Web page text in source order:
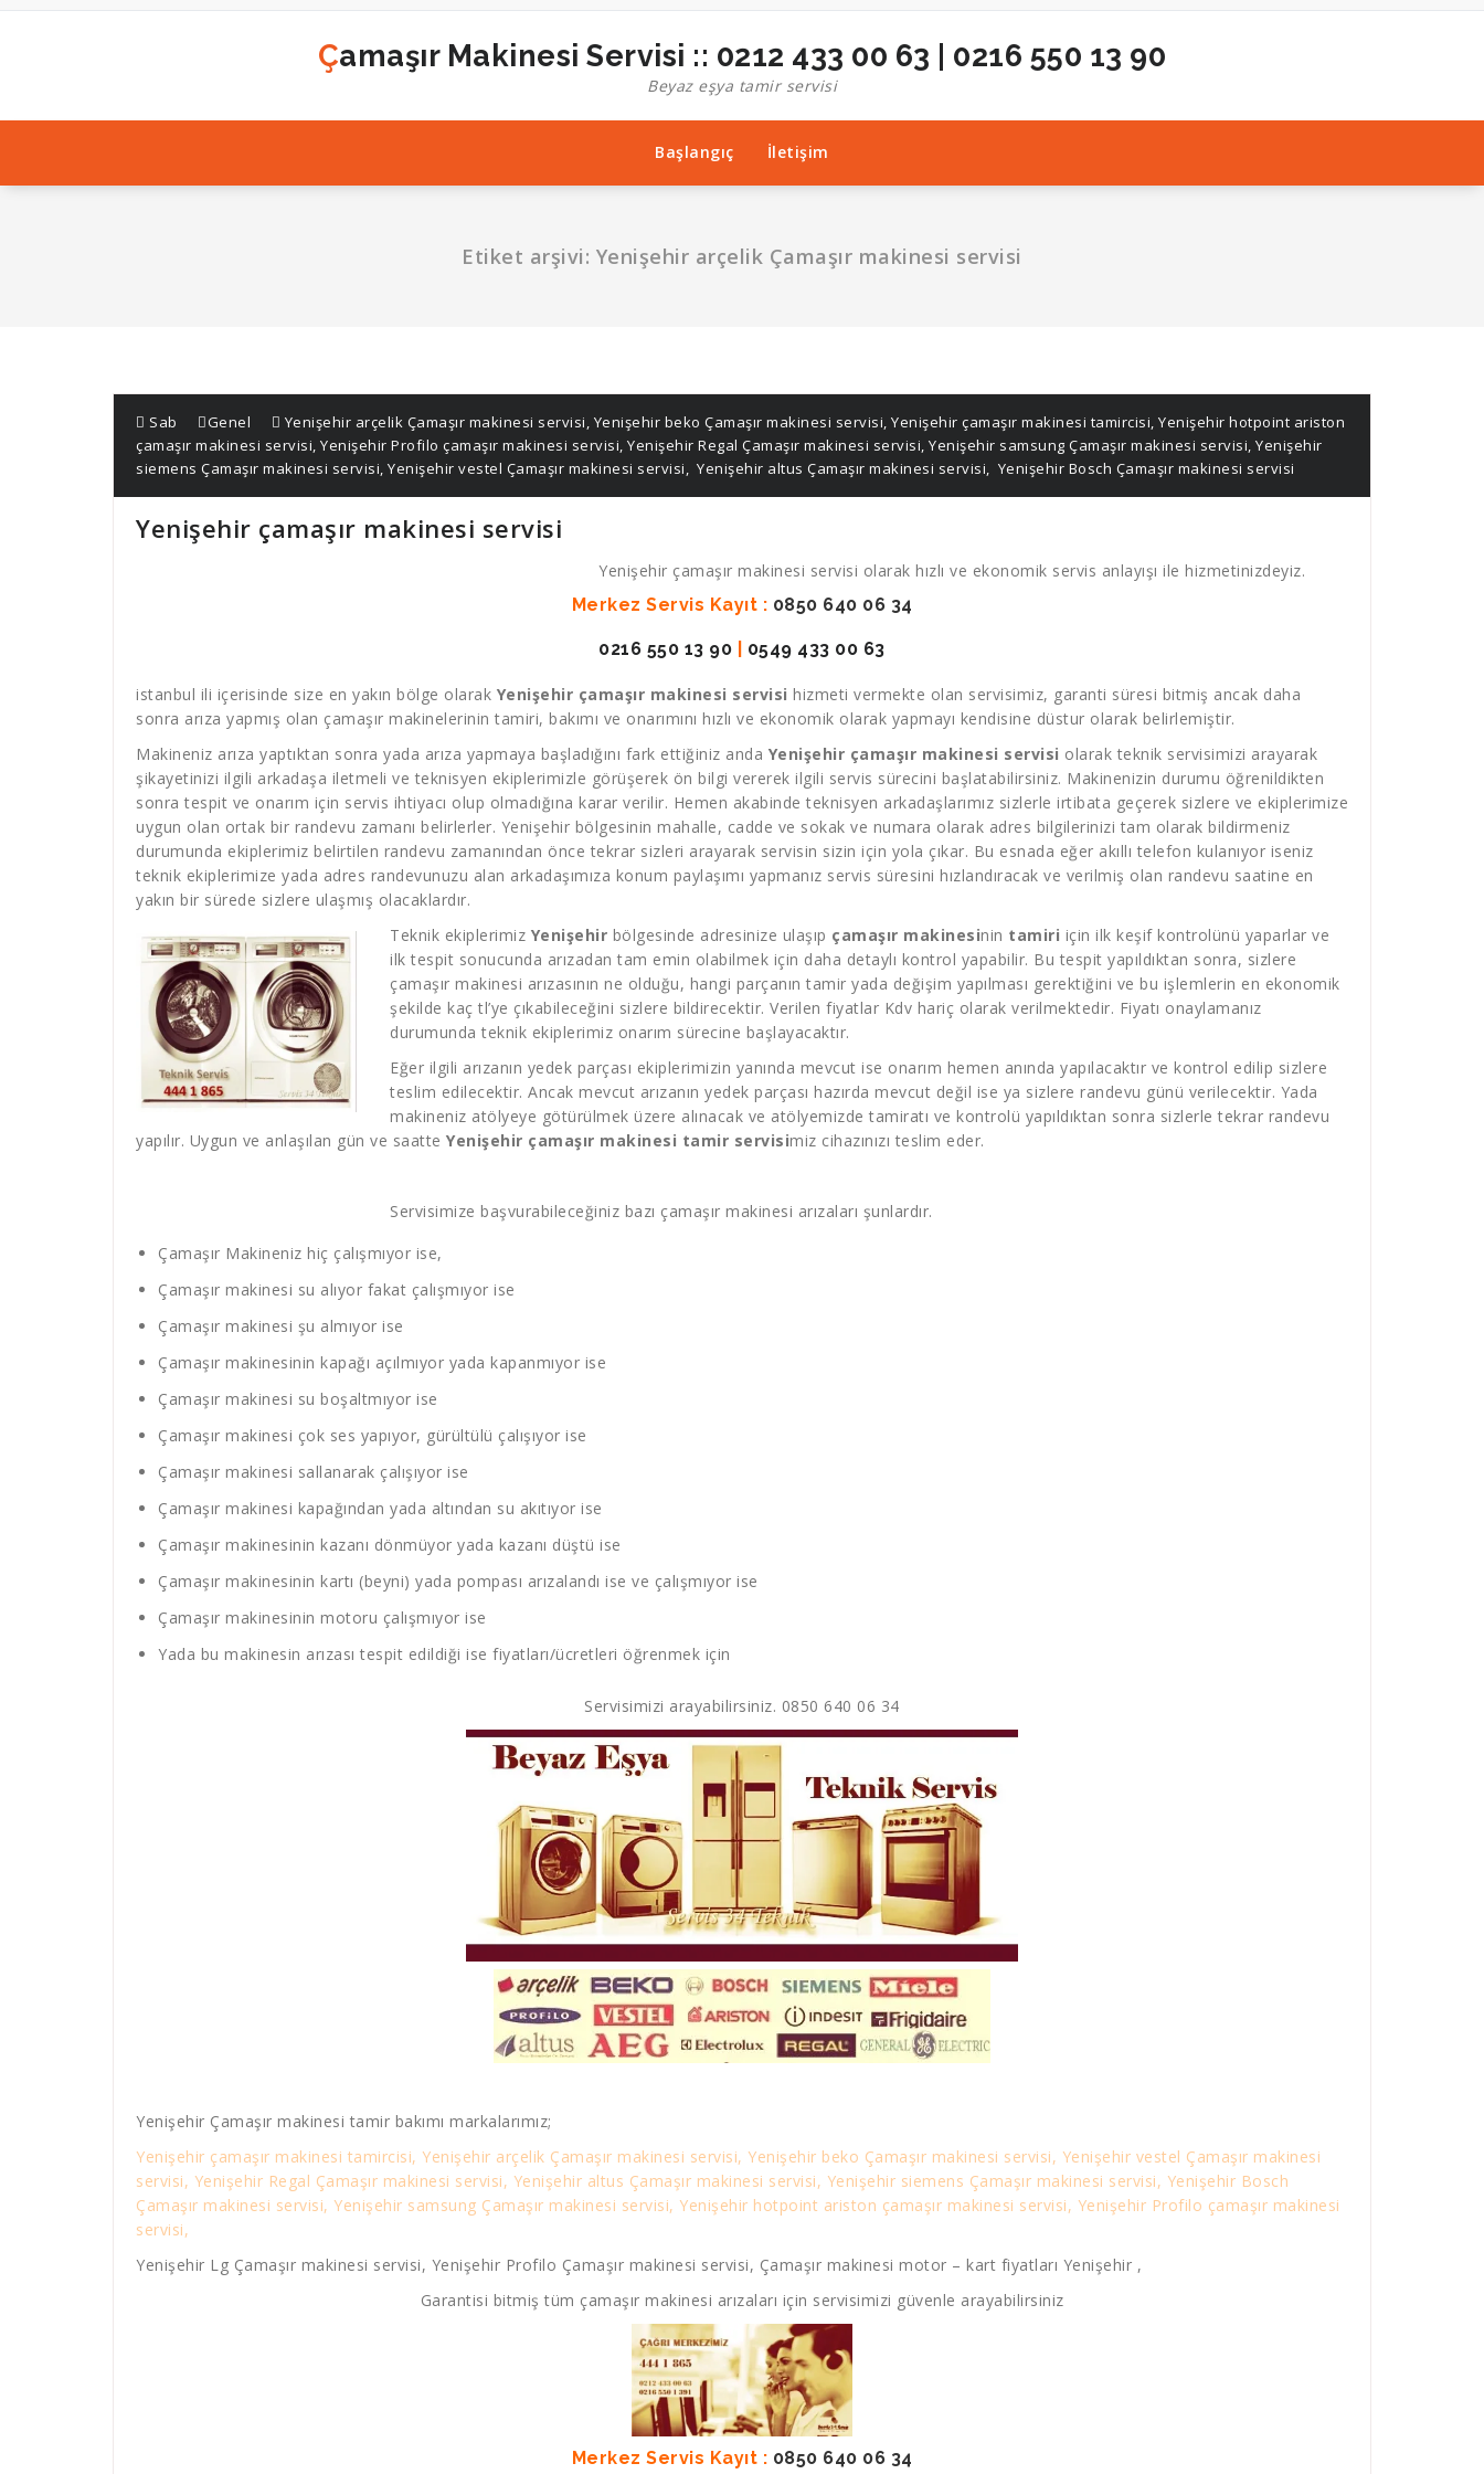
İçeriğe
Çamaşır Makinesi Servisi :: 0212 433 00 63 | 0216 550 13 90
Beyaz eşya tamir servisi
Başlangıç İletişim
Etiket arşivi: Yenişehir arçelik Çamaşır makinesi servisi
Sab Genel Yenişehir arçelik Çamaşır makinesi servisi, Yenişehir beko Çamaşır makinesi servisi, Yenişehir çamaşır makinesi tamircisi, Yenişehir hotpoint ariston
çamaşır makinesi servisi, Yenişehir Profilo çamaşır makinesi servisi, Yenişehir Regal Çamaşır makinesi servisi, Yenişehir samsung Çamaşır makinesi servisi, Yenişehir
siemens Çamaşır makinesi servisi, Yenişehir vestel Çamaşır makinesi servisi, Yenişehir altus Çamaşır makinesi servisi, Yenişehir Bosch Çamaşır makinesi servisi
Yenişehir çamaşır makinesi servisi
Yenişehir çamaşır makinesi servisi olarak hızlı ve ekonomik servis anlayışı ile hizmetinizdeyiz.
Merkez Servis Kayıt : 0850 640 06 34
0216 550 13 90 0549 433 00 63
istanbul ili içerisinde size en yakın bölge olarak Yenişehir çamaşır makinesi servisi hizmeti vermekte olan servisimiz, garanti süresi bitmiş ancak daha
sonra arıza yapmış olan çamaşır makinelerinin tamiri, bakımı ve onarımını hızlı ve ekonomik olarak yapmayı kendisine düstur olarak belirlemiştir.
Makineniz arıza yaptıktan sonra yada arıza yapmaya başladığını fark ettiğiniz anda Yenişehir çamaşır makinesi servisi olarak teknik servisimizi arayarak
şikayetinizi ilgili arkadaşa iletmeli ve teknisyen ekiplerimizle görüşerek ön bilgi vererek ilgili servis sürecini başlatabilirsiniz. Makinenizin durumu öğrenildikten
sonra tespit ve onarım için servis ihtiyacı olup olmadığına karar verilir. Hemen akabinde teknisyen arkadaşlarımız sizlerle irtibata geçerek sizlere ve ekiplerimize
uygun olan ortak bir randevu zamanı belirlerler. Yenişehir bölgesinin mahalle, cadde ve sokak ve numara olarak adres bilgilerinizi tam olarak bildirmeniz
durumunda ekiplerimiz belirtilen randevu zamanından önce tekrar sizleri arayarak servisin sizin için yola çıkar. Bu esnada eğer akıllı telefon kulanıyor iseniz
teknik ekiplerimize yada adres randevunuzu alan arkadaşımıza konum paylaşımı yapmanız servis süresini hızlandıracak ve verilmiş olan randevu saatine en
yakın bir sürede sizlere ulaşmış olacaklardır.
Teknik ekiplerimiz Yenişehir bölgesinde adresinize ulaşıp çamaşır makinesinin tamiri için ilk keşif kontrolünü yaparlar ve
ilk tespit sonucunda arızadan tam emin olabilmek için daha detaylı kontrol yapabilir. Bu tespit yapıldıktan sonra, sizlere
çamaşır makinesi arızasının ne olduğu, hangi parçanın tamir yada değişim yapılması gerektiğini ve bu işlemlerin en ekonomik
şekilde kaç tl’ye çıkabileceğini sizlere bildirecektir. Verilen fiyatlar Kdv hariç olarak verilmektedir. Fiyatı onaylamanız
durumunda teknik ekiplerimiz onarım sürecine başlayacaktır.
Eğer ilgili arızanın yedek parçası ekiplerimizin yanında mevcut ise onarım hemen anında yapılacaktır ve kontrol edilip sizlere
teslim edilecektir. Ancak mevcut arızanın yedek parçası hazırda mevcut değil ise ya sizlere randevu günü verilecektir. Yada
makineniz atölyeye götürülmek üzere alınacak ve atölyemizde tamiratı ve kontrolü yapıldıktan sonra sizlerle tekrar randevu
yapılır. Uygun ve anlaşılan gün ve saatte Yenişehir çamaşır makinesi tamir servisimiz cihazınızı teslim eder.
Servisimize başvurabileceğiniz bazı çamaşır makinesi arızaları şunlardır.
Çamaşır Makineniz hiç çalışmıyor ise,
Çamaşır makinesi su alıyor fakat çalışmıyor ise
Çamaşır makinesi şu almıyor ise
Çamaşır makinesinin kapağı açılmıyor yada kapanmıyor ise
Çamaşır makinesi su boşaltmıyor ise
Çamaşır makinesi çok ses yapıyor, gürültülü çalışıyor ise
Çamaşır makinesi sallanarak çalışıyor ise
Çamaşır makinesi kapağından yada altından su akıtıyor ise
Çamaşır makinesinin kazanı dönmüyor yada kazanı düştü ise
Çamaşır makinesinin kartı (beyni) yada pompası arızalandı ise ve çalışmıyor ise
Çamaşır makinesinin motoru çalışmıyor ise
Yada bu makinesin arızası tespit edildiği ise fiyatları/ücretleri öğrenmek için
Servisimizi arayabilirsiniz. 0850 640 06 34
Yenişehir Çamaşır makinesi tamir bakımı markalarımız;
Yenişehir çamaşır makinesi tamircisi, Yenişehir arçelik Çamaşır makinesi servisi, Yenişehir beko Çamaşır makinesi servisi, Yenişehir vestel Çamaşır makinesi
servisi, Yenişehir Regal Çamaşır makinesi servisi, Yenişehir altus Çamaşır makinesi servisi, Yenişehir siemens Çamaşır makinesi servisi, Yenişehir Bosch
Çamaşır makinesi servisi, Yenişehir samsung Çamaşır makinesi servisi, Yenişehir hotpoint ariston çamaşır makinesi servisi, Yenişehir Profilo çamaşır makinesi
servisi,
Yenişehir Lg Çamaşır makinesi servisi, Yenişehir Profilo Çamaşır makinesi servisi, Çamaşır makinesi motor – kart fiyatları Yenişehir ,
Garantisi bitmiş tüm çamaşır makinesi arızaları için servisimizi güvenle arayabilirsiniz
Merkez Servis Kayıt : 0850 640 06 34